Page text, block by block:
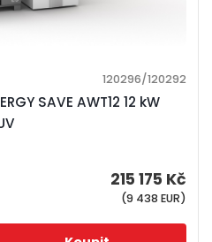
SAVE AWT12 12 kW
120296/120292
215 175 Kč
(9 438 EUR)